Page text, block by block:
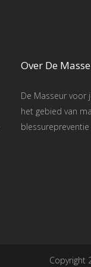
Over De
De Masseur voor
het gebied van
blessurepreventie
Copyright